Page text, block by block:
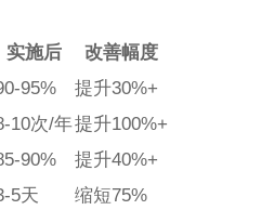
实施后
改善幅度
95%
提升30%+
10次/年提升100%+
90%
提升40%+
5天
缩短75%